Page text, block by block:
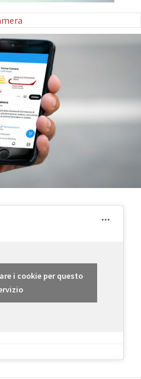
i cookie per questo